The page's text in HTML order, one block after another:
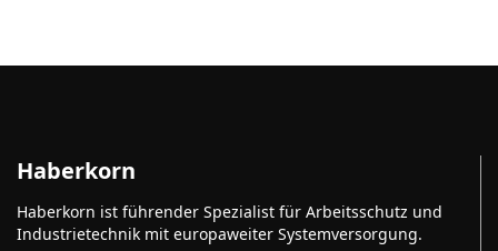
Haberkorn
Haberkorn ist führender Spezialist für Arbeitsschutz und
Industrietechnik mit europaweiter Systemversorgung.